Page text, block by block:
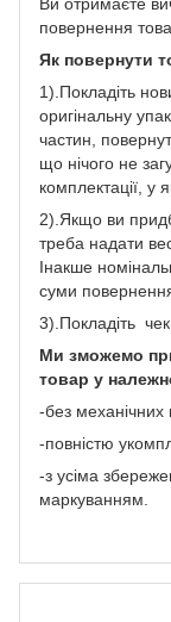
повернення
Як повернути
1).Покладіть
оригінальну
частин,
що нічого не
комплектації, у
2).Якщо ви
треба надати
Інакше
суми
3).Покладіть
Ми зможемо
товар у
-без
-повністю
-з усіма
маркуванням.